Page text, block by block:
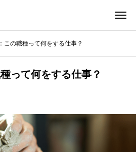
この職種って何をする仕事？
って何をする仕事？